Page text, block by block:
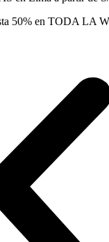
50% en TODA LA